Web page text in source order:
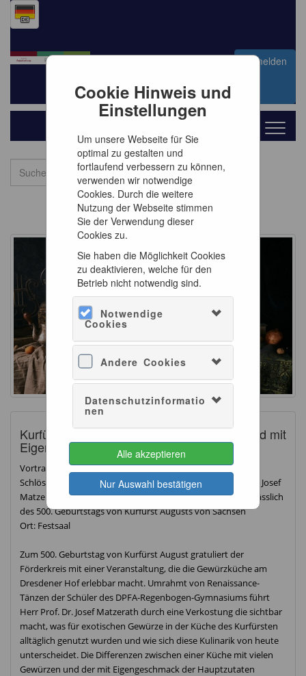
Cookie Hinweis und
Einstellungen
Um unsere Webseite für Sie
optimal zu gestalten und
fortlaufend verbessern zu können,
verwenden wir notwendige
Cookies. Durch die weitere
Nutzung der Webseite stimmen
Sie der Verwendung dieser
Cookies zu.
Sie haben die Möglichkeit Cookies
zu deaktivieren, welche für den
Betrieb nicht notwendig sind.
Notwendige
Cookies
Andere Cookies
Datenschutzinformatio
nen
Alle akzeptieren
Nur Auswahl bestätigen
Artikel 0,00 €
Anmelden
Toggle
Kurfürstlich genießen – Exotisch gewürzt und mit
Eigengeschmack
Vortrag, Genuss und Kultur: Der Förderkreis
Schlössergemeinschaft präsentiert gemeinsam mit Prof. Dr. Josef
Matzerath (TU Dresden) einen besonderen Nachmittag anlässlich
des 500. Geburtstags von Kurfürst Augusts von Sachsen
Ort: Festsaal
Zum 500. Geburtstag von Kurfürst August gratuliert der
Förderkreis mit einer Veranstaltung, die die Gewürzküche am
Dresdener Hof erlebbar macht. Umrahmt von Renaissance-
Tänzen der Schüler des DPFA-Regenbogen-Gymnasiums führt
Herr Prof. Dr. Josef Matzerath durch eine Verkostung die sichtbar
macht, was für exotischen Gewürze in der Küche des Kurfürsten
alltäglich genutzt wurden und wie sich diese Kulinarik von heute
unterscheidet. Die Differenzen zwischen einer Küche mit vielen
Gewürzen und der mit Eigengeschmack der Hauptzutaten